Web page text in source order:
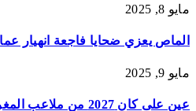
مايو 8, 2025
الماص يعزي ضحايا فاجعة انهيار
مايو 9, 2025
عين على كان 2027 من ملاعب المغرب